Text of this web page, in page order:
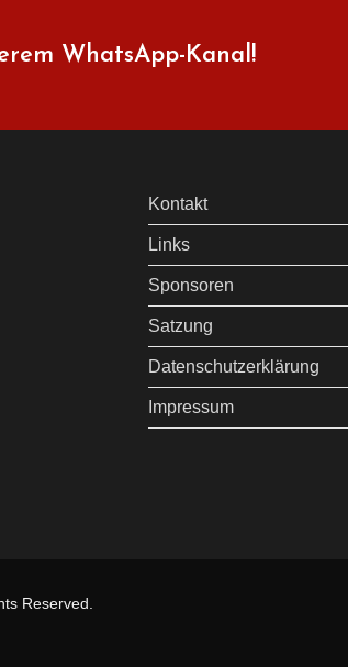
WhatsApp-Kanal!
Kontakt
Links
Sponsoren
Satzung
Datenschutzerklärung
Impressum
Reserved.